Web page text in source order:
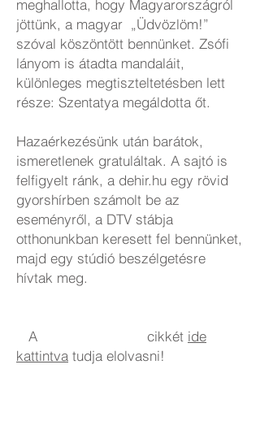
meghallotta, hogy Magyarországról
jöttünk, a magyar „Üdvözlöm!”
szóval köszöntött bennünket. Zsófi
lányom is átadta mandaláit,
különleges megtiszteltetésben lett
része: Szentatya megáldotta őt.
Hazaérkezésünk után barátok,
ismeretlenek gratuláltak. A sajtó is
felfigyelt ránk, a dehir.hu egy rövid
gyorshírben számolt be az
eseményről, a DTV stábja
otthonunkban keresett fel bennünket,
majd egy stúdió beszélgetésre
hívtak meg.
A cikkét ide
kattintva tudja elolvasni!